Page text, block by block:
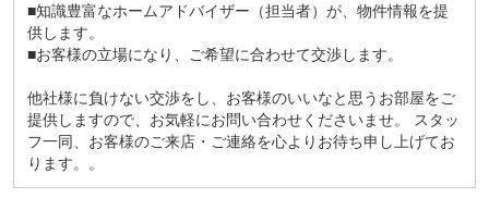
■知識豊富なホームアドバイザー（担当者）が、物件情報を提
供します。
■お客様の立場になり、ご希望に合わせて交渉します。
他社様に負けない交渉をし、お客様のいいなと思うお部屋をご
提供しますので、お気軽にお問い合わせくださいませ。 スタッ
フ一同、お客様のご来店・ご連絡を心よりお待ち申し上げてお
ります。。